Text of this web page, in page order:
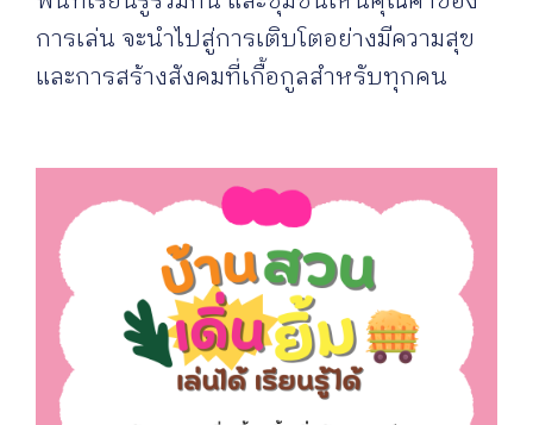
การเล่น จะนำไปสู่การเติบโตอย่างมีความสุข
และการสร้างสังคมที่เกื้อกูลสำหรับทุกคน